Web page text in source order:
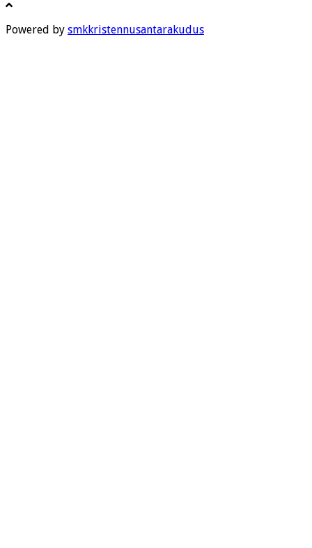
Powered by smkkristennusantarakudus